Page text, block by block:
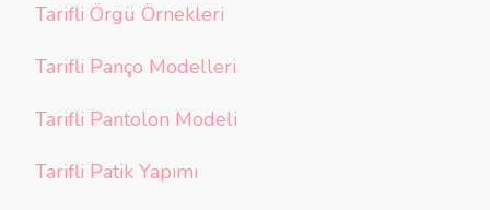
Tarifli Örgü Örnekleri
Tarifli Panço Modelleri
Tarifli Pantolon Modeli
Tarifli Patik Yapımı